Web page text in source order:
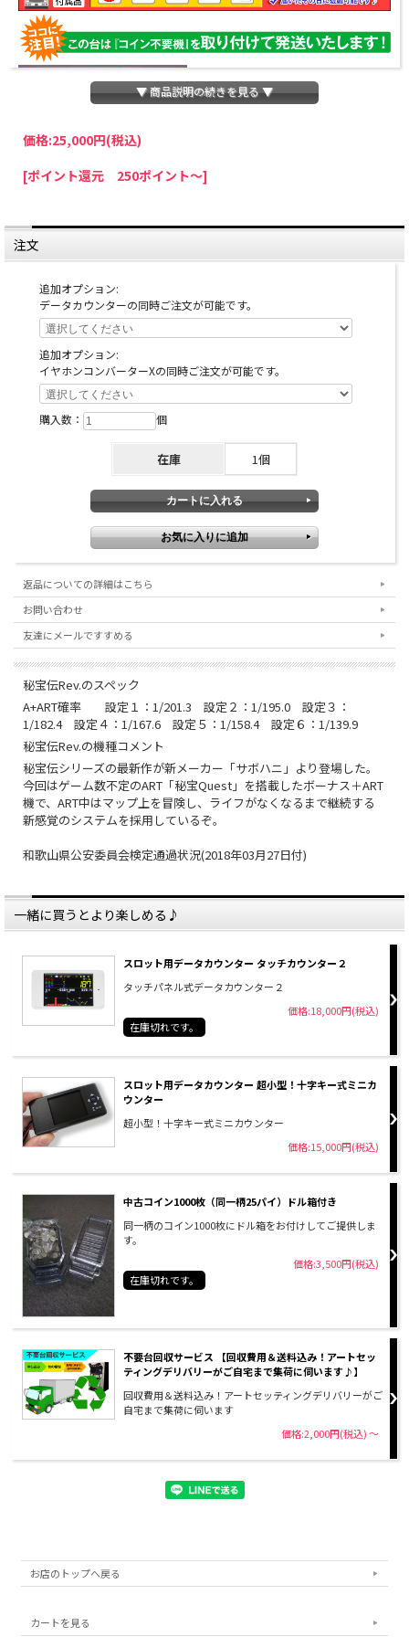
パチスロわっしょいでは、全ての台に「コイン不要機」を無料で取り付けて発送さ
せていただいております。コイン不要機をご利用になられますと、コインが必要な
ていただきましたら、ご注文価格より2000円引きいたします。
※在庫切れの台でも入荷している場合がありますので、電話かメールにてお問い合
わせ下さい。
▼ 商品説明の続きを見る ▼
価格:25,000円(税込)
[ポイント還元 250ポイント～]
注文
追加オプション:
データカウンターの同時ご注文が可能です。
追加オプション:
イヤホンコンバーターXの同時ご注文が可能です。
購入数： 個
在庫 1個
返品についての詳細はこちら
お問い合わせ
友達にメールですすめる
秘宝伝Rev.のスペック
A+ART確率 設定１：1/201.3 設定２：1/195.0 設定３：
1/182.4 設定４：1/167.6 設定５：1/158.4 設定６：1/139.9
秘宝伝Rev.の機種コメント
秘宝伝シリーズの最新作が新メーカー「サボハニ」より登場した。
今回はゲーム数不定のART「秘宝Quest」を搭載したボーナス＋ART
機で、ART中はマップ上を冒険し、ライフがなくなるまで継続する
新感覚のシステムを採用しているぞ。
和歌山県公安委員会検定通過状況(2018年03月27日付)
一緒に買うとより楽しめる♪
スロット用データカウンター タッチカウンター２
タッチパネル式データカウンター２
価格:18,000円(税込)
在庫切れです。
スロット用データカウンター 超小型！十字キー式ミニカ
ウンター
超小型！十字キー式ミニカウンター
価格:15,000円(税込)
中古コイン1000枚（同一柄25パイ）ドル箱付き
同一柄のコイン1000枚にドル箱をお付けしてご提供しま
す。
価格:3,500円(税込)
在庫切れです。
不要台回収サービス 【回収費用＆送料込み！アートセッ
ティングデリバリーがご自宅まで集荷に伺います♪】
回収費用＆送料込み！アートセッティングデリバリーがご
自宅まで集荷に伺います
価格:2,000円(税込)～
お店のトップへ戻る
カートを見る